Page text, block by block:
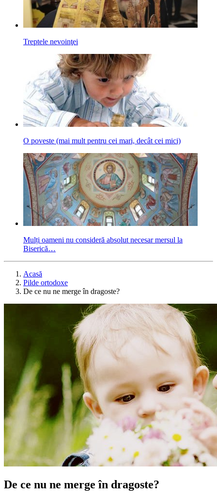
Treptele nevoinţei
O poveste (mai mult pentru cei mari, decât cei mici)
Mulți oameni nu consideră absolut necesar mersul la
Biserică…
Acasă
Pilde ortodoxe
De ce nu ne merge în dragoste?
De ce nu ne merge în dragoste?